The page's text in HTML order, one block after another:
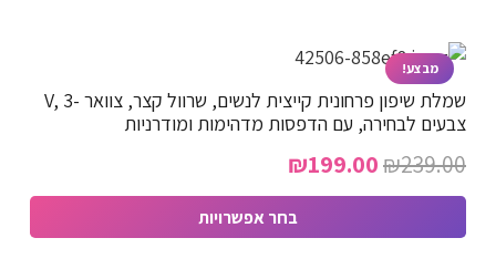
בעמוד
המוצר
זה
יש
מספר
סוגים.
ניתן
לבחור
מבצע!
שמלת שיפון פרחונית קייצית לנשים, שרוול קצר, צוואר -V, 3
צבעים לבחירה, עם הדפסות מדהימות ומודרניות
₪239.00
המחיר
המקורי
₪199.00
הנוכחי
הוא:
בחר אפשרויות